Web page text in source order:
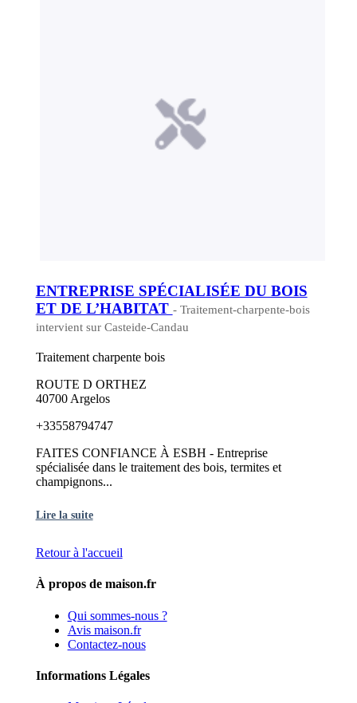
ENTREPRISE SPÉCIALISÉE DU BOIS
ET DE L’HABITAT - Traitement-charpente-bois
intervient sur Casteide-Candau
Traitement charpente bois
ROUTE D ORTHEZ
40700 Argelos
+33558794747
FAITES CONFIANCE À ESBH - Entreprise
spécialisée dans le traitement des bois, termites et
champignons...
Lire la suite
Retour à l'accueil
À propos de maison.fr
Qui sommes-nous ?
Avis maison.fr
Contactez-nous
Informations Légales